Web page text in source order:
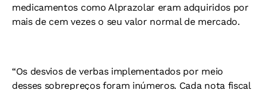
medicamentos como Alprazolar eram adquiridos por
mais de cem vezes o seu valor normal de mercado.
“Os desvios de verbas implementados por meio
desses sobrepreços foram inúmeros. Cada nota fiscal